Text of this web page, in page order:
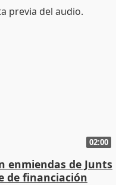
02:00
enmiendas de Junts
de financiación